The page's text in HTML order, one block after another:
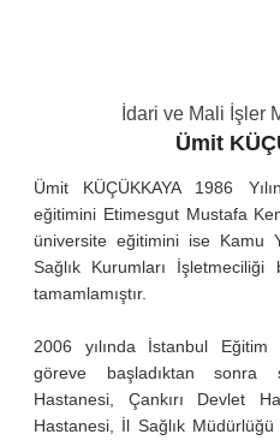
İdari ve Mali İşler
Ümit
Ümit KÜÇÜKKAYA 1986
eğitimini Etimesgut Mustafa
üniversite eğitimini ise Kamu
Sağlık Kurumları
tamamlamıştır.
2006 yılında İstanbul Eğitim
göreve başladıktan sonra
Hastanesi, Çankırı Devlet
Hastanesi, İl Sağlık Müdürlüğü